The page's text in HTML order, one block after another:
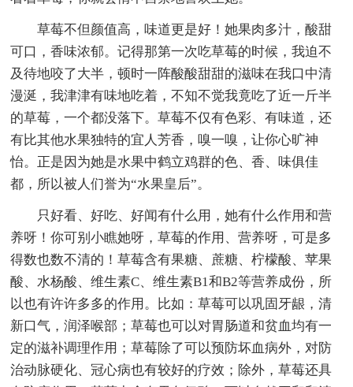
草莓不但颜值高，味道更是好！她果肉多汁，酸甜
可口，香味浓郁。记得那第一次吃草莓的时候，我迫不
及待地咬了大半，顿时一阵酸酸甜甜的滋味在我口中清
漫涎，我津津有味地吃着，不知不觉我竟吃了近一斤半
的草莓，一个都没落下。草莓不仅有色彩、有味道，还
有比其他水果独特的宜人芳香，嗅一嗅，让你心旷神
怡。正是因为她是水果中鹤立鸡群的色、香、味俱佳
都，所以被人们誉为“水果皇后”。
只好看、好吃、好闻有什么用，她有什么作用和营
养呀！你可别小瞧她呀，草莓的作用、营养呀，可是多
得数也数不清的！草莓含有果糖、蔗糖、柠檬酸、苹果
酸、水杨酸、维生素C、维生素B1和B2等营养成份，所
以也有许许多多的作用。比如：草莓可以巩固牙龈，清
新口气，润泽喉部；草莓也可以对胃肠道和贫血均有一
定的滋补调理作用；草莓除了可以预防坏血病外，对防
治动脉硬化、冠心病也有较好的疗效；除外，草莓还具